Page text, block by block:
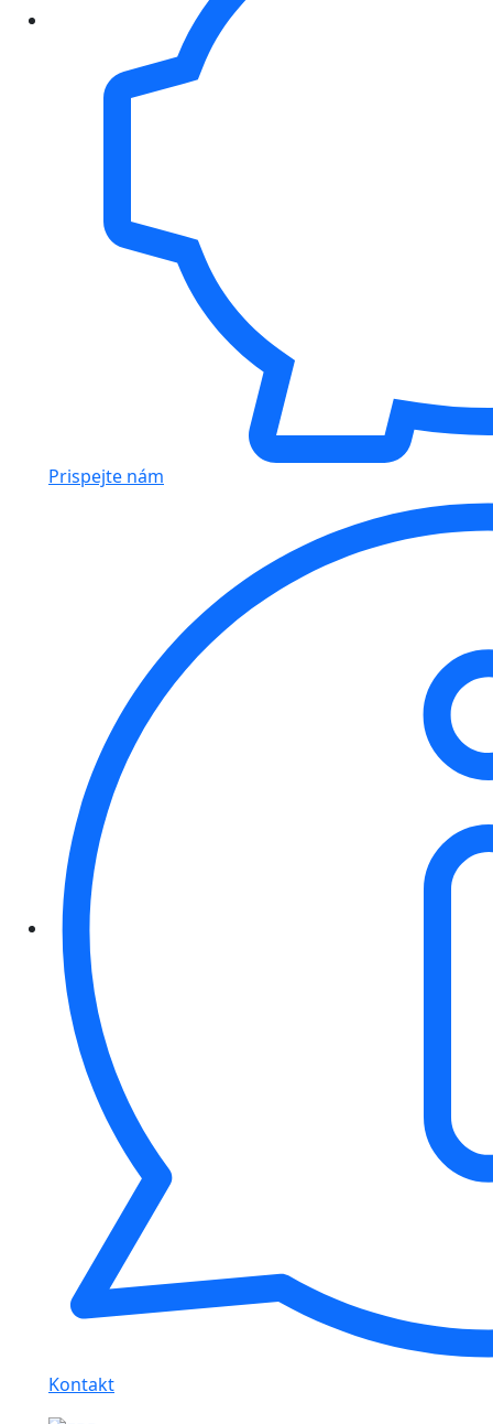
Prispejte nám
Kontakt